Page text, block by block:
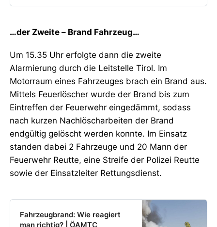
…der Zweite – Brand Fahrzeug…
Um 15.35 Uhr erfolgte dann die zweite
Alarmierung durch die Leitstelle Tirol. Im
Motorraum eines Fahrzeuges brach ein Brand aus.
Mittels Feuerlöscher wurde der Brand bis zum
Eintreffen der Feuerwehr eingedämmt, sodass
nach kurzen Nachlöscharbeiten der Brand
endgültig gelöscht werden konnte. Im Einsatz
standen dabei 2 Fahrzeuge und 20 Mann der
Feuerwehr Reutte, eine Streife der Polizei Reutte
sowie der Einsatzleiter Rettungsdienst.
Fahrzeugbrand: Wie reagiert
man richtig? | ÖAMTC